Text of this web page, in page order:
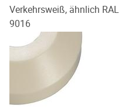
Verkehrsweiß, ähnlich RAL
9016